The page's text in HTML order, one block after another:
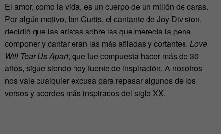
El amor, como la vida, es un cuerpo de un millón de caras.
Por algún motivo, Ian Curtis, el cantante de Joy Division,
decidió que las aristas sobre las que merecía la pena
componer y cantar eran las más afiladas y cortantes. Love
Will Tear Us Apart, que fue compuesta hacer más de 30
años, sigue siendo hoy fuente de inspiración. A nosotros
nos vale cualquier excusa para repasar algunos de los
versos y acordes más inspirados del siglo XX.